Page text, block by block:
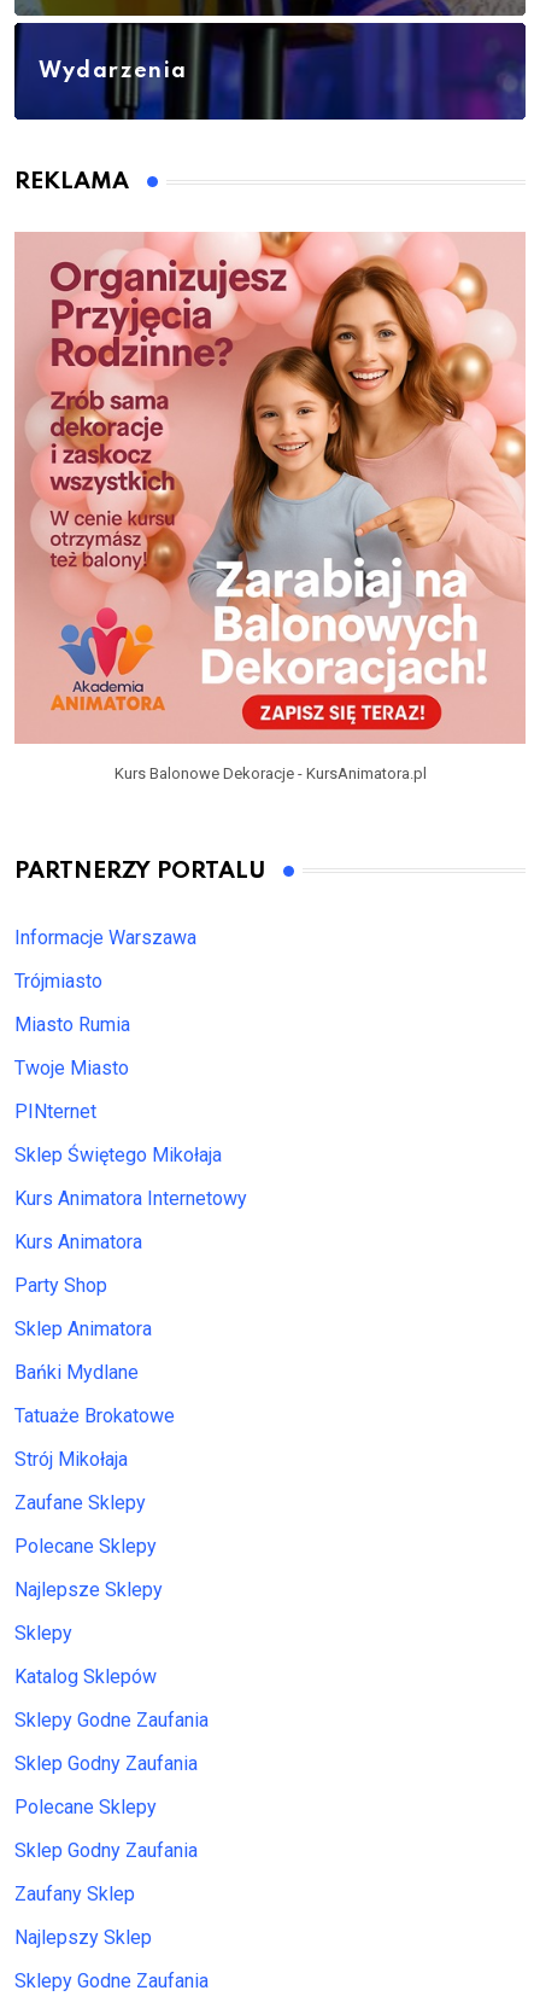
Wydarzenia
REKLAMA
Kurs Balonowe Dekoracje - KursAnimatora.pl
PARTNERZY PORTALU
Informacje Warszawa
Trójmiasto
Miasto Rumia
Twoje Miasto
PINternet
Sklep Świętego Mikołaja
Kurs Animatora Internetowy
Kurs Animatora
Party Shop
Sklep Animatora
Bańki Mydlane
Tatuaże Brokatowe
Strój Mikołaja
Zaufane Sklepy
Polecane Sklepy
Najlepsze Sklepy
Sklepy
Katalog Sklepów
Sklepy Godne Zaufania
Sklep Godny Zaufania
Polecane Sklepy
Sklep Godny Zaufania
Zaufany Sklep
Najlepszy Sklep
Sklepy Godne Zaufania